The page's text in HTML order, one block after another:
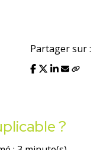
Partager sur :
?